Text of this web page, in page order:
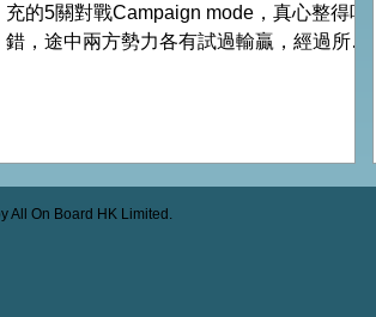
充的5關對戰Campaign mode，真心整得唔
錯，途中兩方勢力各有試過輸贏，經過所有
全天的FFG桌遊日完滿結束。 #桌遊場地 All
On Board HK棋間限定桌遊店Book位熱線
All On Board HK Limited.